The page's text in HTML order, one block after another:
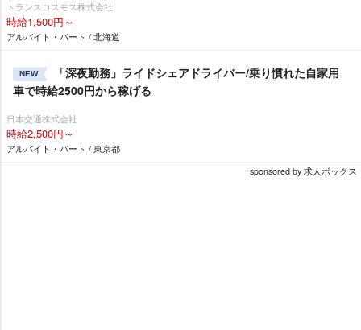
トランスコスモス株式会社
時給1,500円～
アルバイト・パート / 北海道
NEW
「深夜勤務」ライドシェアドライバー/乗り慣れた自家用
車で時給2500円から稼げる
日本交通株式会社
時給2,500円～
アルバイト・パート / 東京都
sponsored by 求人ボックス